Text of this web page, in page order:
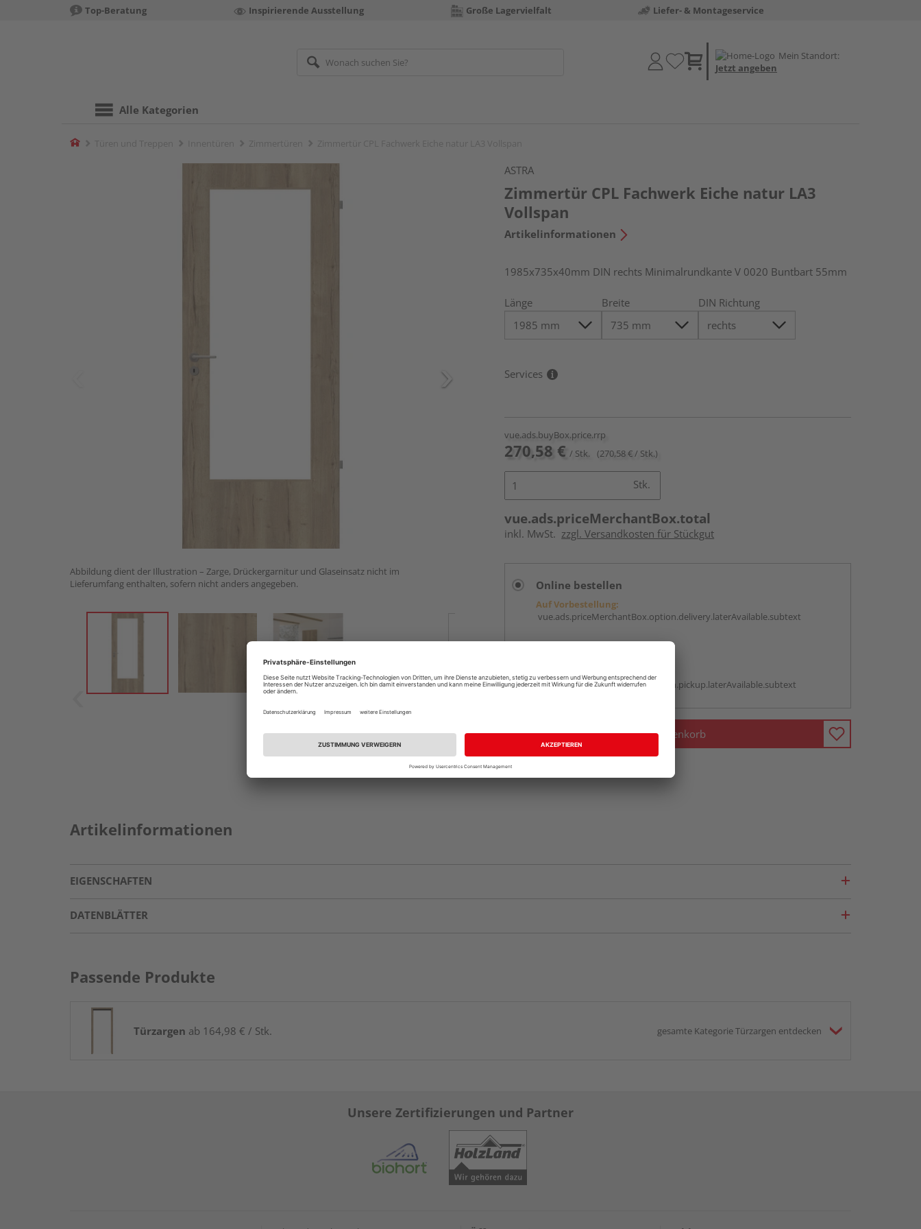
Top-Beratung Inspirierende Ausstellung Große Lagervielfalt Liefer- & Montageservice
Mein Standort:
Jetzt angeben
Alle Kategorien
Home
Abbildung dient der Illustration – Zarge, Drückergarnitur und Glaseinsatz nicht im
Lieferumfang enthalten, sofern nicht anders angegeben.
ASTRA
Zimmertür CPL Fachwerk Eiche natur LA3
Vollspan
Artikelinformationen
1985x735x40mm DIN rechts Minimalrundkante V 0020 Buntbart 55mm
Länge Breite DIN Richtung
Services
vue.ads.buyBox.price.rrp
270,58 € / Stk. (270,58 € / Stk.)
Stk.
vue.ads.priceMerchantBox.total
inkl. MwSt. zzgl. Versandkosten für Stückgut
Online bestellen
Auf Vorbestellung:
vue.ads.priceMerchantBox.option.delivery.laterAvailable.subtext
Auf Vorbestellung:
vue.ads.priceMerchantBox.option.pickup.laterAvailable.subtext
In den Warenkorb
Komplettangebot anfragen
Artikelinformationen
EIGENSCHAFTEN
DATENBLÄTTER
Passende Produkte
Türzargen ab 164,98 € / Stk. gesamte Kategorie Türzargen entdecken
Unsere Zertifizierungen und Partner